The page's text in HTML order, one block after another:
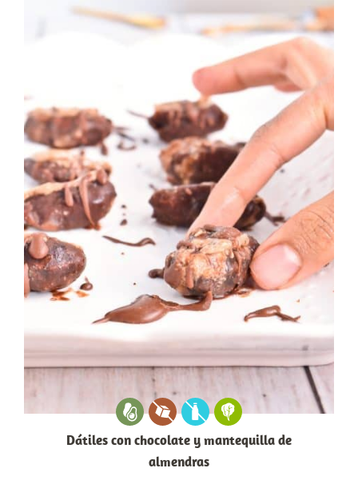
Dátiles con chocolate y mantequilla de
almendras